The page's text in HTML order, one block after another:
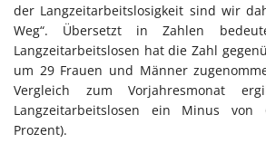
der Langzeitarbeitslosigkeit sind wir
Weg“. Übersetzt in Zahlen
Langzeitarbeitslosen hat die Zahl
um 29 Frauen und Männer
Vergleich zum Vorjahresmonat
Langzeitarbeitslosen ein Minus von
Prozent).